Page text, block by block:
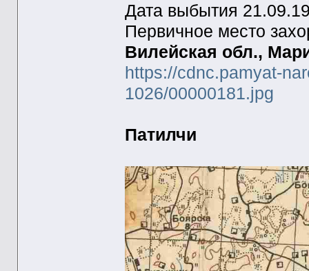
Дата выбытия
Первичное место
Вилейская обл.,
https://cdnc.pamyat-
1026/00000181.jpg
Патилчи